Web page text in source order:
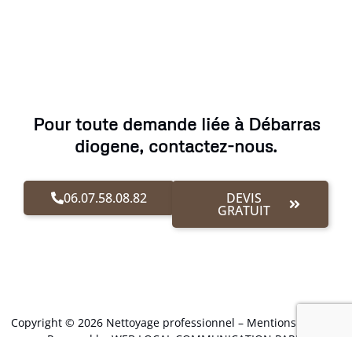
Pour toute demande liée à Débarras
diogene, contactez-nous.
06.07.58.08.82 DEVIS
GRATUIT
Copyright © 2026 Nettoyage professionnel – Mentions Légales